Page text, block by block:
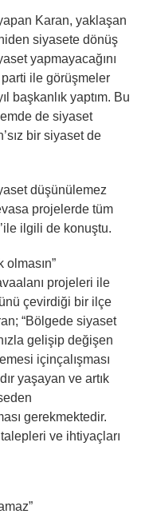
Karan, yaklaşan
siyasete dönüş
yapmayacağını
ile görüşmeler
başkanlık yaptım. Bu
de siyaset
bir siyaset de
düşünülemez
projelerde tüm
ilgili de konuştu.
olmasın”
projeleri ile
çevirdiği bir ilçe
“Bölgede siyaset
gelişip değişen
içinçalışması
yaşayan ve artık
gerekmektedir.
ve ihtiyaçları